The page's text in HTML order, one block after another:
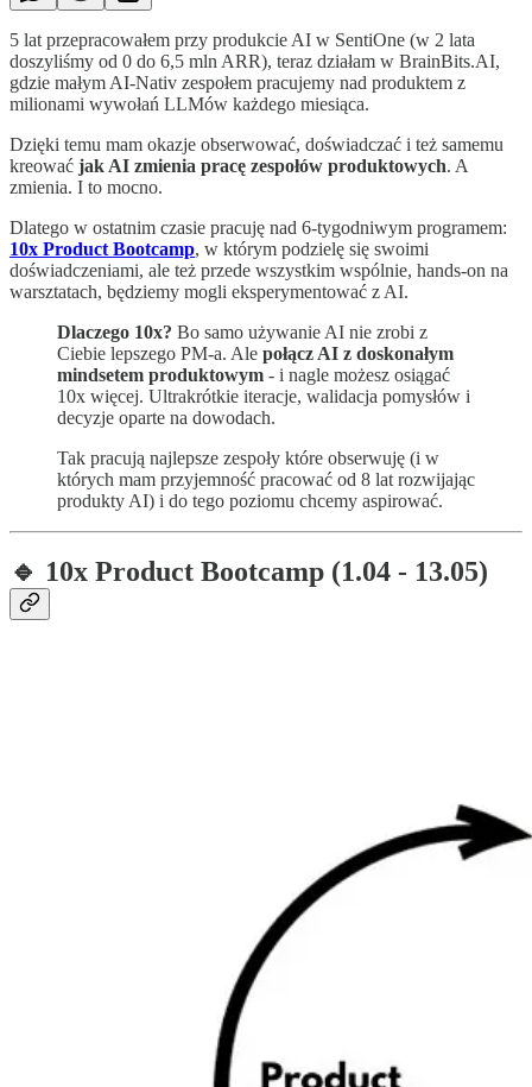
5 lat przepracowałem przy produkcie AI w SentiOne (w 2 lata
doszyliśmy od 0 do 6,5 mln ARR), teraz działam w BrainBits.AI,
gdzie małym AI-Nativ zespołem pracujemy nad produktem z
milionami wywołań LLMów każdego miesiąca.
Dzięki temu mam okazje obserwować, doświadczać i też samemu
kreować jak AI zmienia pracę zespołów produktowych. A
zmienia. I to mocno.
Dlatego w ostatnim czasie pracuję nad 6-tygodniwym programem:
10x Product Bootcamp, w którym podzielę się swoimi
doświadczeniami, ale też przede wszystkim wspólnie, hands-on na
warsztatach, będziemy mogli eksperymentować z AI.
Dlaczego 10x? Bo samo używanie AI nie zrobi z
Ciebie lepszego PM-a. Ale połącz AI z doskonałym
mindsetem produktowym - i nagle możesz osiągać
10x więcej. Ultrakrótkie iteracje, walidacja pomysłów i
decyzje oparte na dowodach.
Tak pracują najlepsze zespoły które obserwuję (i w
których mam przyjemność pracować od 8 lat rozwijając
produkty AI) i do tego poziomu chcemy aspirować.
🔹 10x Product Bootcamp (1.04 - 13.05)